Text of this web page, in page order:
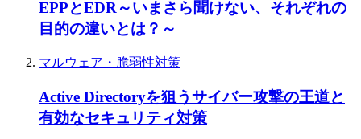
EPPとEDR～いまさら聞けない、それぞれの
目的の違いとは？～
マルウェア・脆弱性対策
Active Directoryを狙うサイバー攻撃の王道と
有効なセキュリティ対策